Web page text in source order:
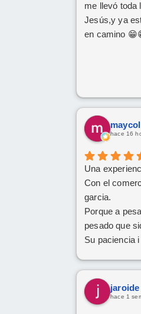
me llevó toda
Jesús,y ya
en camino
hace 16
Una
Con el
garcia.
Porque a
pesado que
Su paciencia i
Han
mi familia
De tener el
jaroide
hace 1